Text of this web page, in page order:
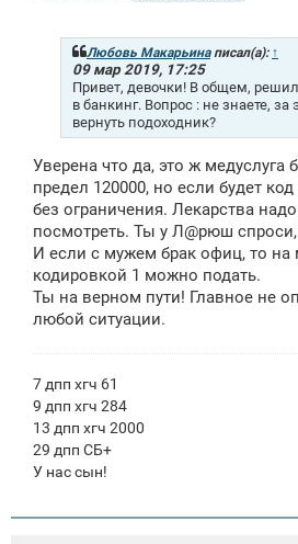
о
Любовь Макарьинаписал(а): ↑
09 мар 2019, 17:25
Привет, девочки! В общем,
в банкинг. Вопрос : не знаете, за
вернуть подоходник?
Уверена что да, это ж медуслуга
предел 120000, но если будет
без ограничения. Лекарства
посмотреть. Ты у Л@рюш
И если с мужем брак офиц, то на
кодировкой 1 можно подать.
Ты на верном пути! Главное не
любой ситуации.
7 дпп хгч 61
9 дпп хгч 284
13 дпп хгч 2000
29 дпп СБ+
У нас сын!